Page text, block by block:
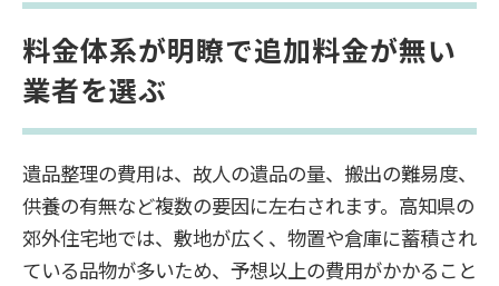
料金体系が明瞭で追加料金が無い
業者を選ぶ
遺品整理の費用は、故人の遺品の量、搬出の難易度、
供養の有無など複数の要因に左右されます。高知県の
郊外住宅地では、敷地が広く、物置や倉庫に蓄積され
ている品物が多いため、予想以上の費用がかかること